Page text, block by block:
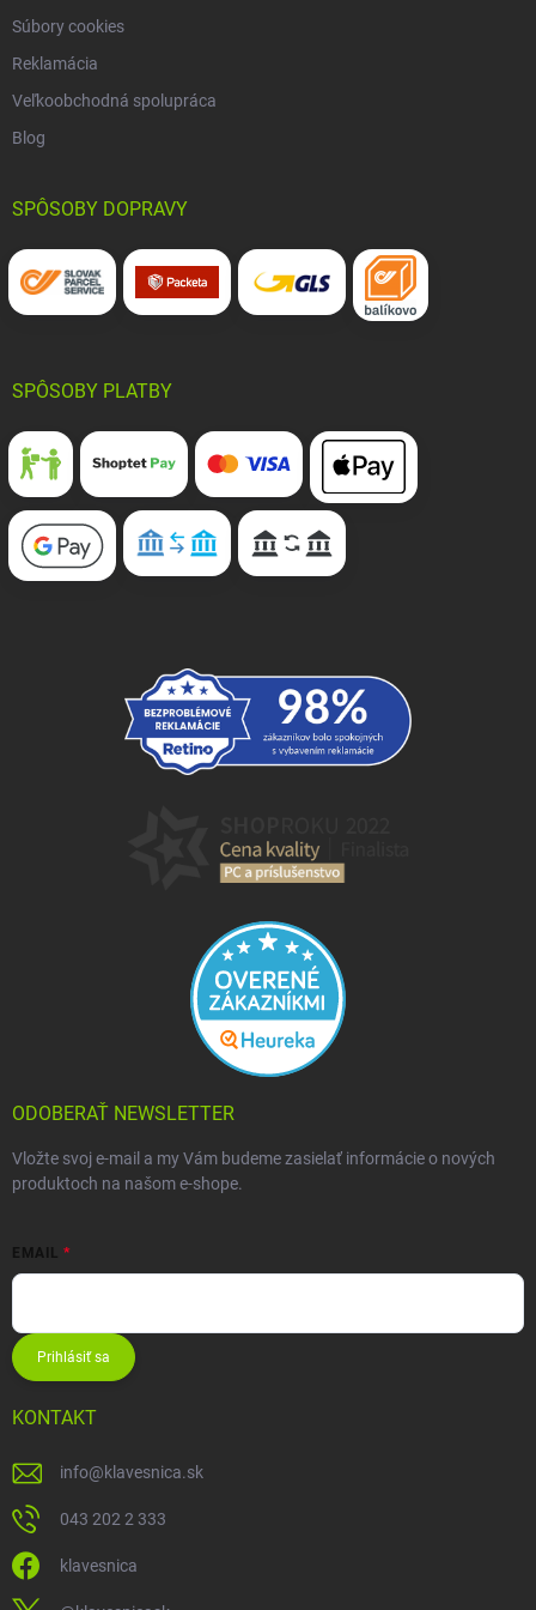
Súbory cookies
Reklamácia
Veľkoobchodná spolupráca
Blog
SPÔSOBY DOPRAVY
SPÔSOBY PLATBY
ODOBERAŤ NEWSLETTER
Vložte svoj e-mail a my Vám budeme zasielať informácie o nových
produktoch na našom e-shope.
EMAIL
Prihlásiť sa
KONTAKT
info@klavesnica.sk
043 202 2 333
klavesnica